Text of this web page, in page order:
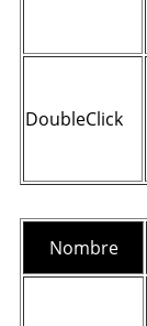
DoubleClick
Nombre